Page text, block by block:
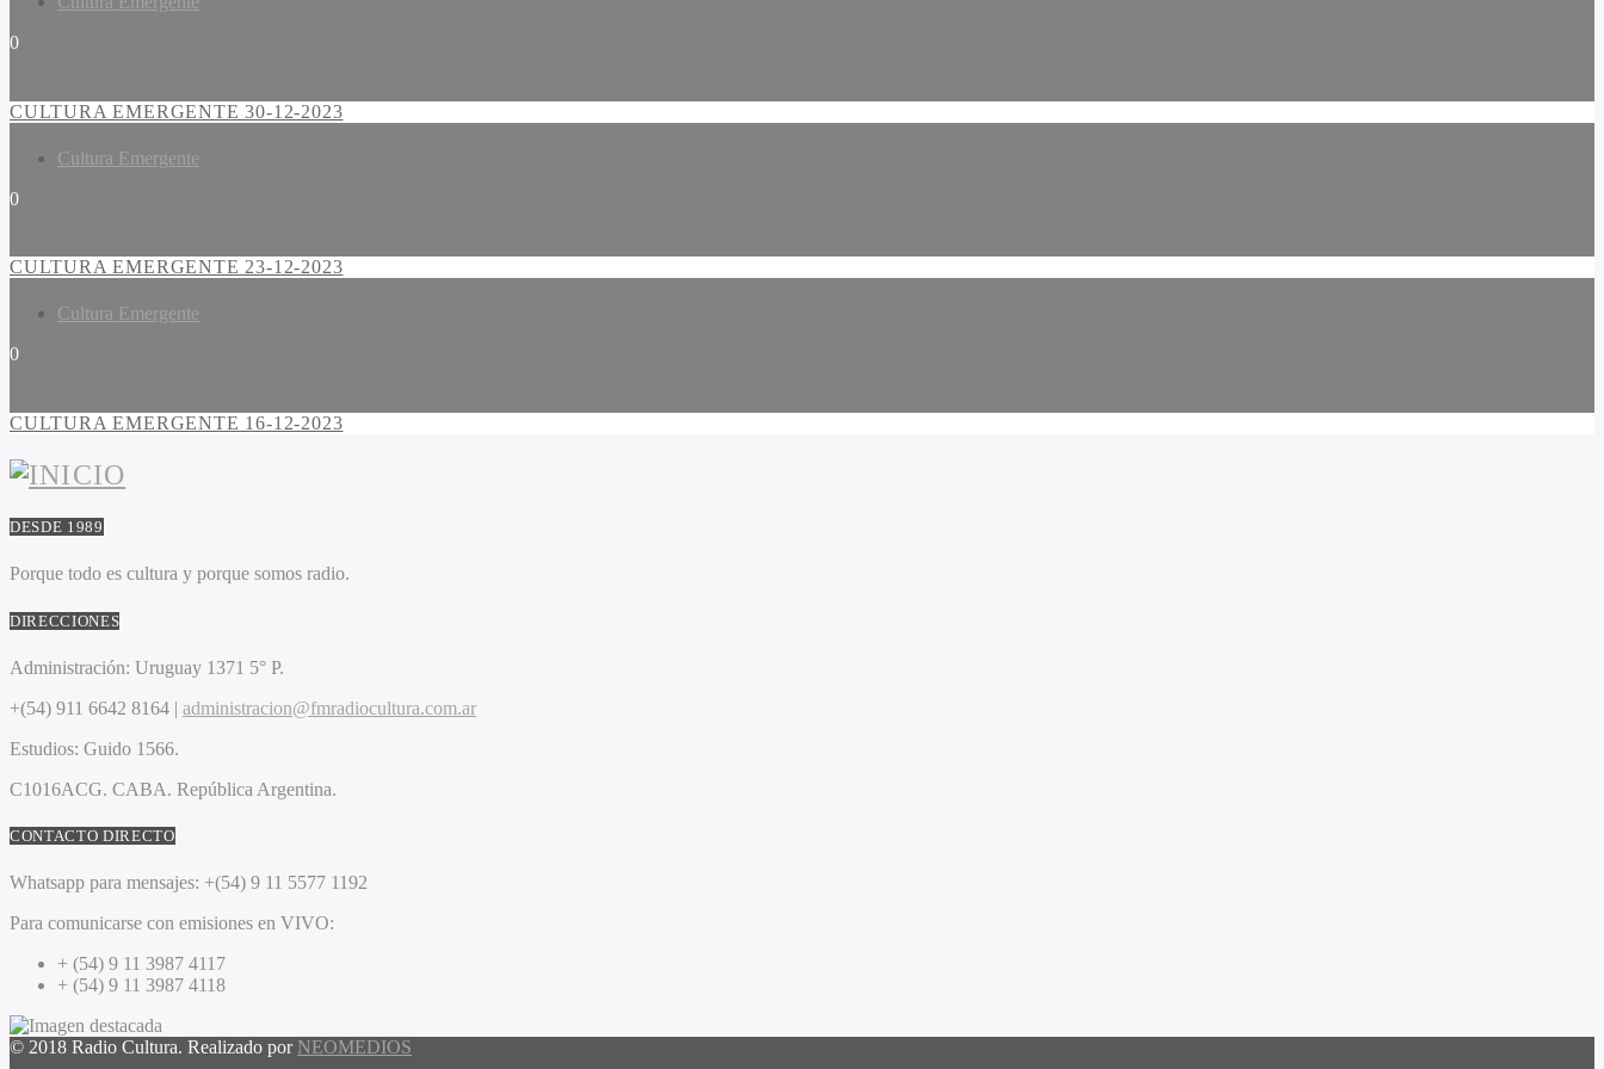
0
CULTURA EMERGENTE 30-12-2023
Cultura Emergente
0
CULTURA EMERGENTE 23-12-2023
Cultura Emergente
0
CULTURA EMERGENTE 16-12-2023
DESDE 1989
Porque todo es cultura y porque somos radio.
DIRECCIONES
Administración: Uruguay 1371 5° P.
+(54) 911 6642 8164 | administracion@fmradiocultura.com.ar
Estudios: Guido 1566.
C1016ACG. CABA. República Argentina.
CONTACTO DIRECTO
Whatsapp para mensajes: +(54) 9 11 5577 1192
Para comunicarse con emisiones en VIVO:
+ (54) 9 11 3987 4117
+ (54) 9 11 3987 4118
© 2018 Radio Cultura. Realizado por NEOMEDIOS